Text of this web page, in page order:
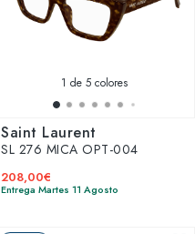
1 de 5 colores
Saint Laurent
SL 276 MICA OPT-004
208,00€
Entrega Martes 11 Agosto